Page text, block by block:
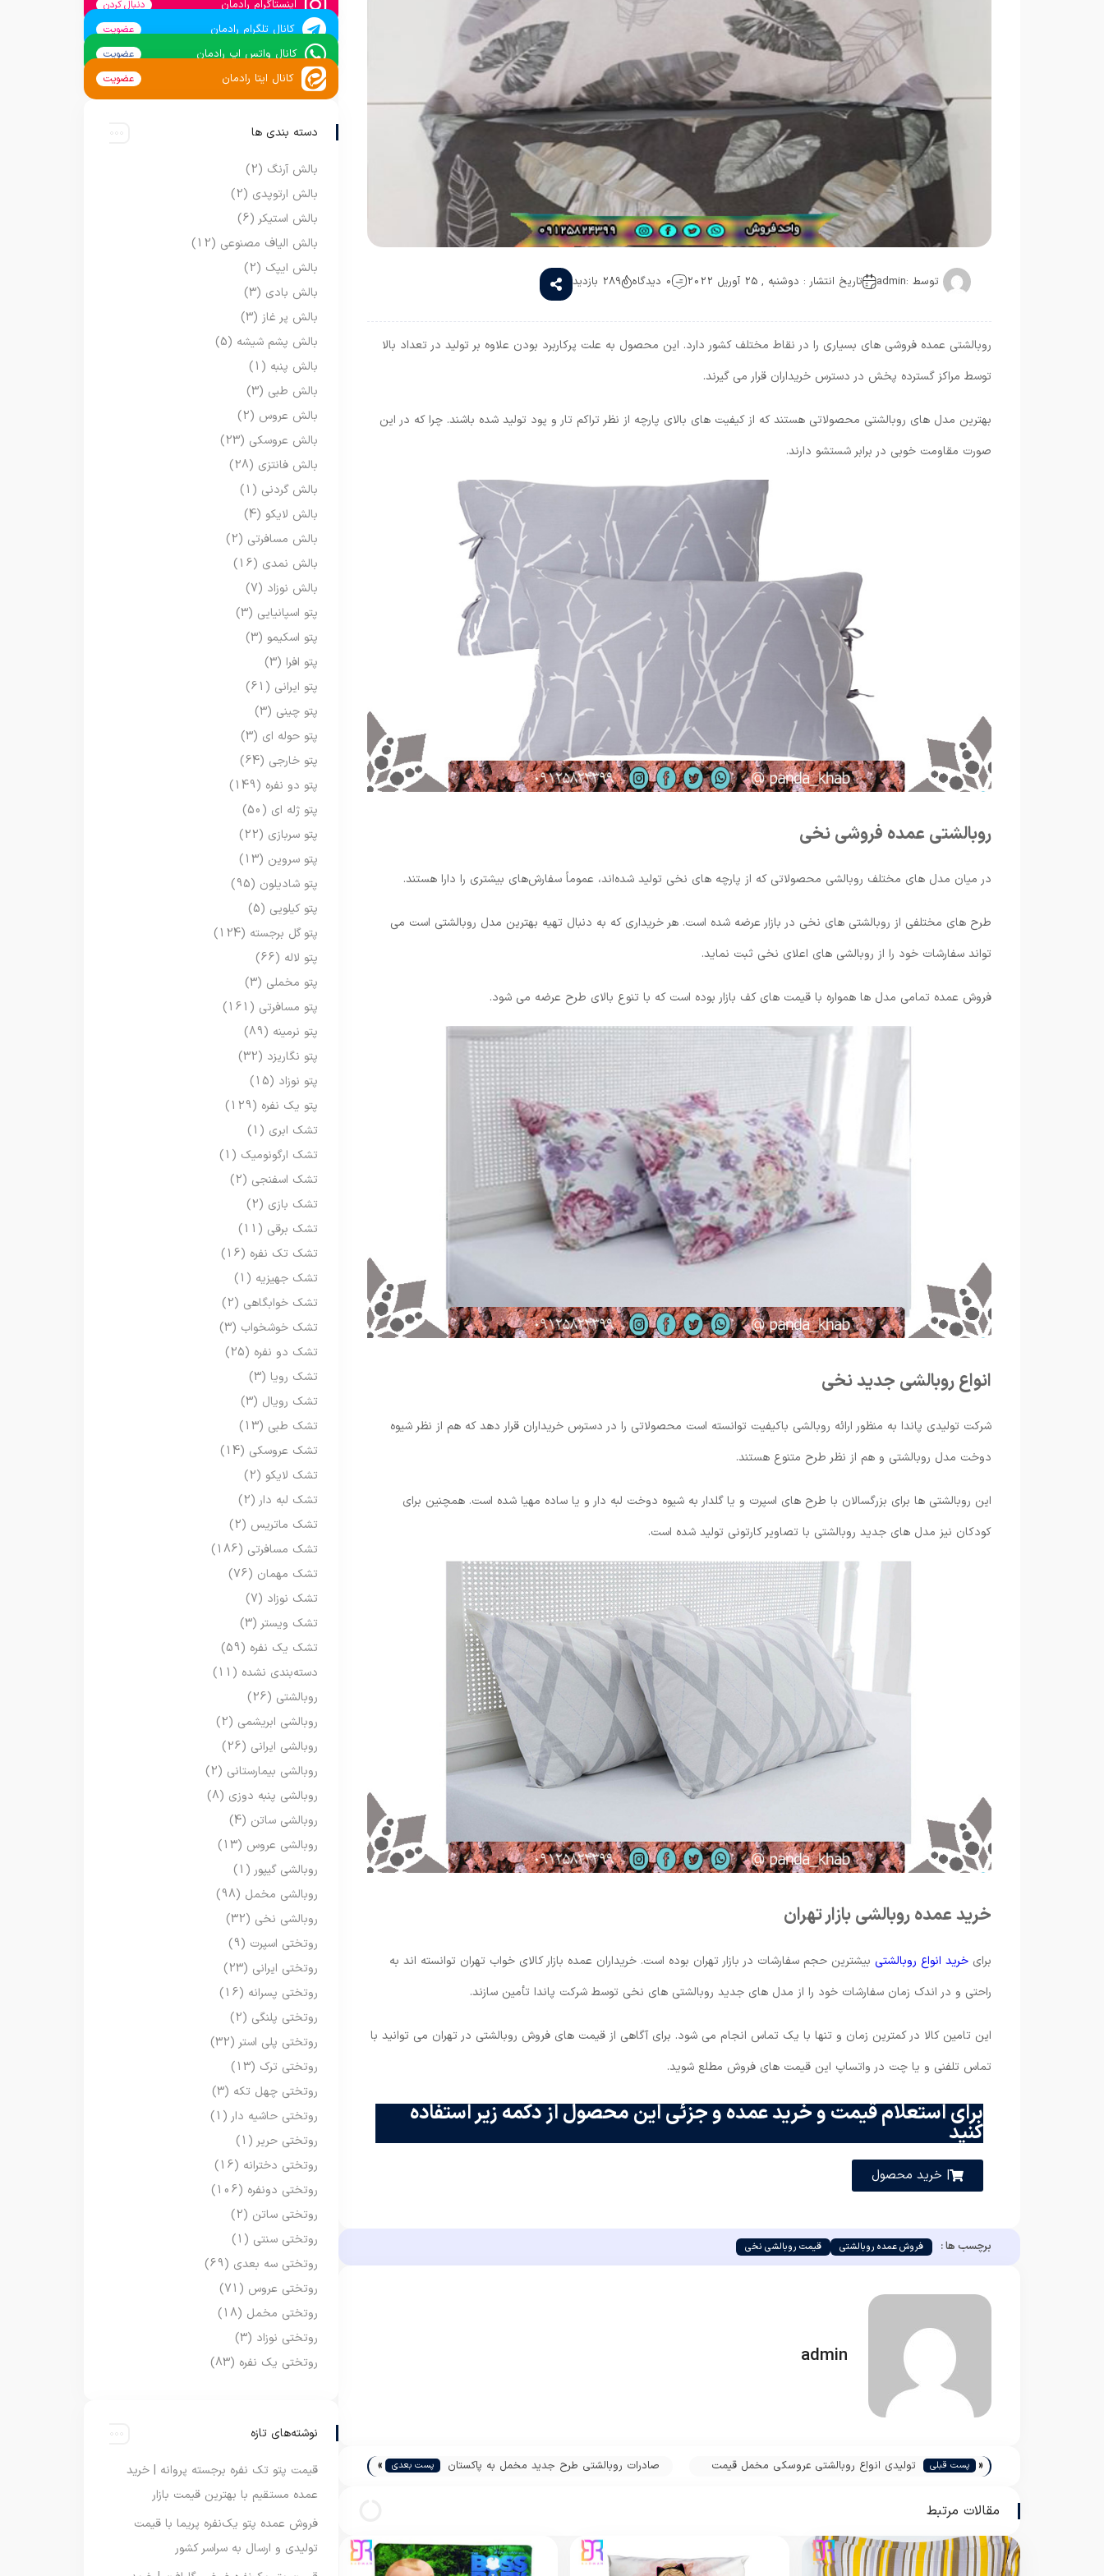
توسط :admin تاریخ انتشار : دوشنبه , 25 آوریل 2022 0 دیدگاه 289 بازدید
روبالشتی عمده فروشی های بسیاری را در نقاط مختلف کشور دارد. این محصول به علت پرکاربرد بودن علاوه بر تولید در تعداد بالا
توسط مراکز گسترده پخش در دسترس خریداران قرار می گیرند.
بهترین مدل های روبالشتی محصولاتی هستند که از کیفیت های بالای پارچه از نظر تراکم تار و پود تولید شده باشند. چرا که در این
صورت مقاومت خوبی در برابر شستشو دارند.
روبالشتی عمده فروشی نخی
در میان مدل ‌های مختلف روبالشی محصولاتی که از پارچه های نخی تولید شده‌اند، عموماً سفارش‌های بیشتری را دارا هستند.
طرح‌ های مختلفی از روبالشتی های نخی در بازار عرضه شده است. هر خریداری که به دنبال تهیه بهترین مدل روبالشتی است می
تواند سفارشات خود را از روبالشی های اعلای نخی ثبت نماید.
فروش عمده تمامی مدل ها همواره با قیمت های کف بازار بوده است که با تنوع بالای طرح عرضه می شود.
انواع روبالشی جدید نخی
شرکت تولیدی پاندا به منظور ارائه روبالشی باکیفیت توانسته است محصولاتی را در دسترس خریداران قرار دهد که هم از نظر شیوه
دوخت مدل روبالشتی و هم از نظر طرح متنوع هستند.
این روبالشتی ها برای بزرگسالان با طرح های اسپرت و یا گلدار به شیوه دوخت لبه دار و یا ساده مهیا شده است. همچنین برای
کودکان نیز مدل های جدید روبالشتی با تصاویر کارتونی تولید شده است.
خرید عمده روبالشی بازار تهران
برای خرید انواع روبالشتی بیشترین حجم سفارشات در بازار تهران بوده است. خریداران عمده بازار کالای خواب تهران توانسته اند به
راحتی و در اندک زمان سفارشات خود را از مدل های جدید روبالشتی های نخی توسط شرکت پاندا تأمین سازند.
این تامین کالا در کمترین زمان و تنها با یک تماس انجام می شود. برای آگاهی از قیمت های فروش روبالشتی در تهران می ‌توانید با
تماس تلفنی و یا چت در واتساپ این قیمت های فروش مطلع شوید.
برای استعلام قیمت و خرید عمده و جزئی این محصول از دکمه زیر استفاده
کنید
| خرید محصول
برچسب ها : فروش عمده روبالشتی قیمت روبالشی نخی
admin
« پست قبلی
تولیدی انواع روبالشتی عروسکی مخمل قیمت
صادرات روبالشتی طرح جدید مخمل به پاکستان پست بعدی »
مقالات مرتبط
اینستاگرام رادمان دنبال کردن
کانال تلگرام رادمان عضویت
کانال واتس اپ رادمان عضویت
کانال ایتا رادمان عضویت
دسته بندی ها
بالش آرنگ (2)
بالش ارتوپدی (2)
بالش استیکر (6)
بالش الیاف مصنوعی (12)
بالش ایپک (2)
بالش بادی (3)
بالش پر غاز (3)
بالش پشم شیشه (5)
بالش پنبه (1)
بالش طبی (3)
بالش عروس (2)
بالش عروسکی (23)
بالش فانتزی (28)
بالش گردنی (1)
بالش لایکو (4)
بالش مسافرتی (2)
بالش نمدی (16)
بالش نوزاد (7)
پتو اسپانیایی (3)
پتو اسکیمو (3)
پتو افرا (3)
پتو ایرانی (61)
پتو چینی (3)
پتو حوله ای (3)
پتو خارجی (64)
پتو دو نفره (149)
پتو ژله ای (50)
پتو سربازی (22)
پتو سروین (13)
پتو شادیلون (95)
پتو کیلویی (5)
پتو گل برجسته (124)
پتو لاله (66)
پتو مخملی (3)
پتو مسافرتی (161)
پتو نرمینه (89)
پتو نگاریزد (32)
پتو نوزاد (15)
پتو یک نفره (129)
تشک ابری (1)
تشک ارگونومیک (1)
تشک اسفنجی (2)
تشک بازی (2)
تشک برقی (11)
تشک تک نفره (16)
تشک جهیزیه (1)
تشک خوابگاهی (2)
تشک خوشخواب (3)
تشک دو نفره (25)
تشک رویا (3)
تشک رویال (3)
تشک طبی (13)
تشک عروسکی (14)
تشک لایکو (2)
تشک لبه دار (2)
تشک ماتریس (2)
تشک مسافرتی (186)
تشک مهمان (76)
تشک نوزاد (7)
تشک ویستر (3)
تشک یک نفره (59)
دسته‌بندی نشده (11)
روبالشتی (26)
روبالشی ابریشمی (2)
روبالشی ایرانی (26)
روبالشی بیمارستانی (2)
روبالشی پنبه دوزی (8)
روبالشی ساتن (4)
روبالشی عروس (13)
روبالشی گیپور (1)
روبالشی مخمل (98)
روبالشی نخی (32)
روتختی اسپرت (9)
روتختی ایرانی (23)
روتختی پسرانه (16)
روتختی پلنگی (2)
روتختی پلی استر (32)
روتختی ترک (13)
روتختی چهل تکه (3)
روتختی حاشیه دار (1)
روتختی حریر (1)
روتختی دخترانه (16)
روتختی دونفره (106)
روتختی ساتن (2)
روتختی سنتی (1)
روتختی سه بعدی (69)
روتختی عروس (71)
روتختی مخمل (18)
روتختی نوزاد (3)
روتختی یک نفره (83)
نوشته‌های تازه
قیمت پتو تک نفره برجسته پروانه | خرید
عمده مستقیم با بهترین قیمت بازار
فروش عمده پتو یک‌نفره پریما با قیمت
تولیدی و ارسال به سراسر کشور